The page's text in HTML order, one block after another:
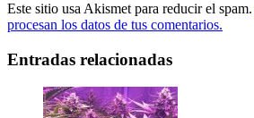
Este sitio usa Akismet para reducir el spam.
procesan los datos de tus comentarios.
Entradas relacionadas